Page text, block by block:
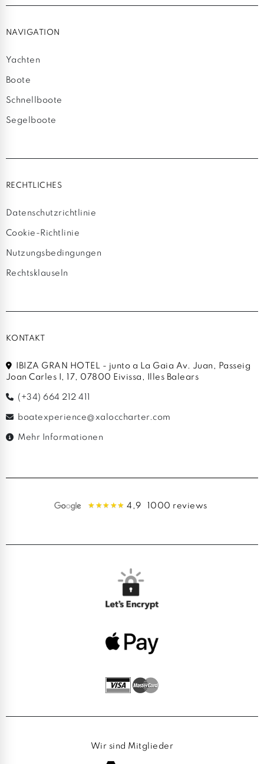
NAVIGATION
Yachten
Boote
Schnellboote
Segelboote
RECHTLICHES
Datenschutzrichtlinie
Cookie-Richtlinie
Nutzungsbedingungen
Rechtsklauseln
KONTAKT
IBIZA GRAN HOTEL - junto a La Gaia Av. Juan, Passeig
Joan Carles I, 17, 07800 Eivissa, Illes Balears
(+34) 664 212 411
boatexperience@xaloccharter.com
Mehr Informationen
4,9 1000 reviews
Wir sind Mitglieder